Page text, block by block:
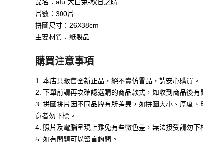
品名：afu 大白兔-秋日之晴
片數：300片
拼圖尺寸：26X38cm
主要材質：紙製品
購買注意事項
1. 本店只販售全新正品，絕不賣仿冒品，請安心購買。
2. 下單前請再次確認選購的商品款式，如收到商品後
3. 拼圖拚片因不同品牌有所差異，如拼圖大小、厚度
意者勿下標。
4. 照片及電腦呈現上難免有些微色差，無法接受請勿下
5. 如有問題可以留言詢問。